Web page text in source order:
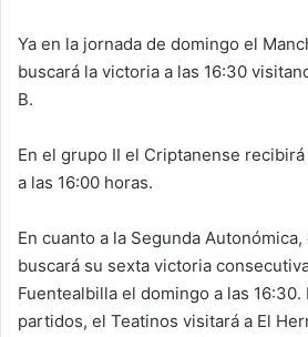
Ya en la jornada de domingo el
buscará la victoria a las 16:30
B.
En el grupo II el Criptanense
a las 16:00 horas.
En cuanto a la Segunda
buscará su sexta victoria
Fuentealbilla el domingo a las 16:30.
partidos, el Teatinos visitará a El